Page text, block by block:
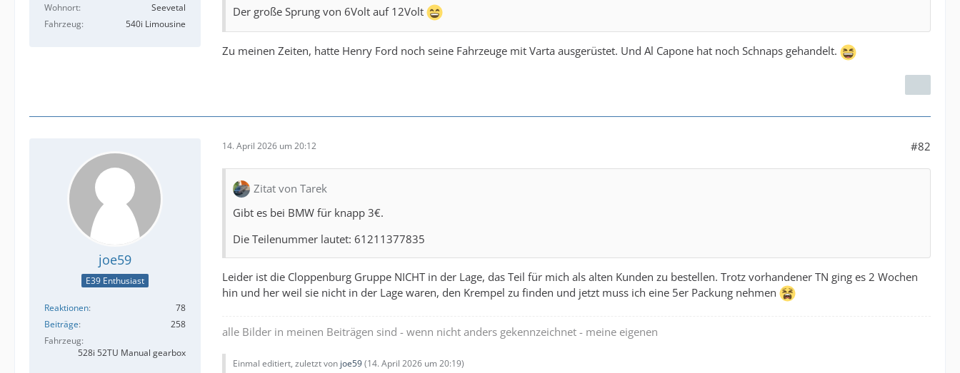
Wohnort
Seevetal
Fahrzeug
540i Limousine
Der große Sprung von 6Volt auf 12Volt
Zu meinen Zeiten, hatte Henry Ford noch seine Fahrzeuge mit Varta ausgerüstet. Und Al Capone hat noch Schnaps gehandelt.
joe59
E39 Enthusiast
Reaktionen
78
Beiträge
258
Fahrzeug
528i 52TU Manual gearbox
14. April 2026 um 20:12 #82
Zitat von Tarek
Gibt es bei BMW für knapp 3€.
Die Teilenummer lautet: 61211377835
Leider ist die Cloppenburg Gruppe NICHT in der Lage, das Teil für mich als alten Kunden zu bestellen. Trotz vorhandener TN ging es 2 Wochen
hin und her weil sie nicht in der Lage waren, den Krempel zu finden und jetzt muss ich eine 5er Packung nehmen
alle Bilder in meinen Beiträgen sind - wenn nicht anders gekennzeichnet - meine eigenen
Einmal editiert, zuletzt von joe59(14. April 2026 um 20:19)